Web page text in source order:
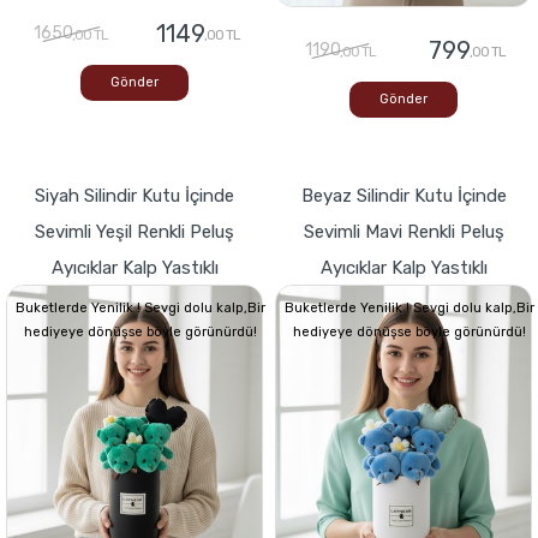
1650,00 TL 1149,00 TL
Gönder
1190,00 TL 799,00 TL
Gönder
Siyah Silindir Kutu İçinde
Sevimli Yeşil Renkli Peluş
Ayıcıklar Kalp Yastıklı
Buketlerde Yenilik ! Sevgi dolu kalp,Bir
hediyeye dönüşse böyle görünürdü!
Beyaz Silindir Kutu İçinde
Sevimli Mavi Renkli Peluş
Ayıcıklar Kalp Yastıklı
Buketlerde Yenilik ! Sevgi dolu kalp,Bir
hediyeye dönüşse böyle görünürdü!